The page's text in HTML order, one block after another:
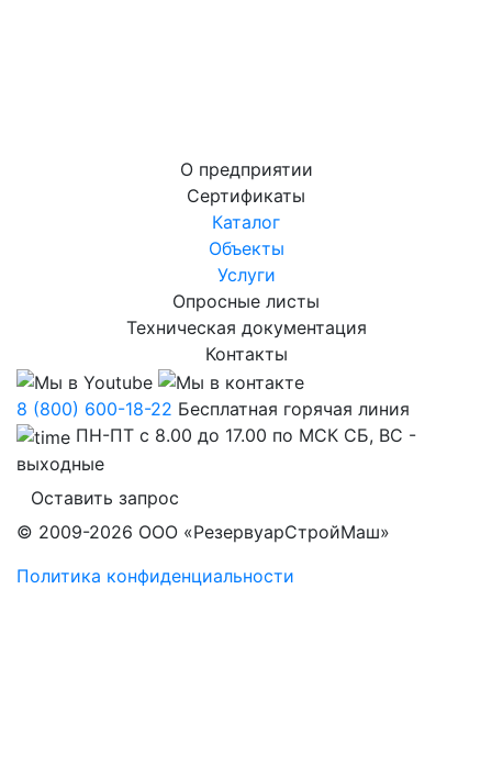
О предприятии
Сертификаты
Каталог
Объекты
Услуги
Опросные листы
Техническая документация
Контакты
8 (800) 600-18-22 Бесплатная горячая линия
ПН-ПТ с 8.00 до 17.00 по МСК СБ, ВС -
выходные
Оставить запрос
© 2009-2026 ООО «РезервуарСтройМаш»
Политика конфиденциальности